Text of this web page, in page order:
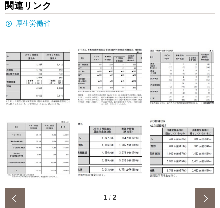
関連リンク
厚生労働省
1 / 2